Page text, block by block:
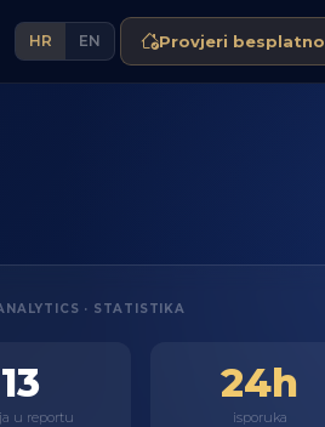
HR EN Provjeri besplatno
· STATISTIKA
13
u reportu
24h
isporuka